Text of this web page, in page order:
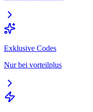
Exklusive Codes
Nur bei vorteilplus